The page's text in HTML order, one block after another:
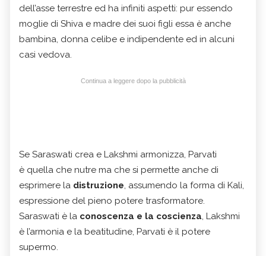
dell’asse terrestre ed ha infiniti aspetti: pur essendo
moglie di Shiva e madre dei suoi figli essa è anche
bambina, donna celibe e indipendente ed in alcuni
casi vedova.
Continua a leggere dopo la pubblicità
Se Saraswati crea e Lakshmi armonizza, Parvati
è quella che nutre ma che si permette anche di
esprimere la distruzione, assumendo la forma di Kali,
espressione del pieno potere trasformatore.
Saraswati è la conoscenza e la coscienza, Lakshmi
è l’armonia e la beatitudine, Parvati è il potere
supermo.